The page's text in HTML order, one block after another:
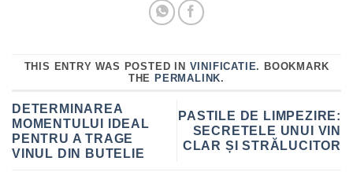
THIS ENTRY WAS POSTED IN VINIFICATIE. BOOKMARK
THEPERMALINK.
DETERMINAREA
MOMENTULUI IDEAL
PENTRU A TRAGE
VINUL DIN BUTELIE
PASTILE DE LIMPEZIRE:
SECRETELE UNUI VIN
CLAR ȘI STRĂLUCITOR